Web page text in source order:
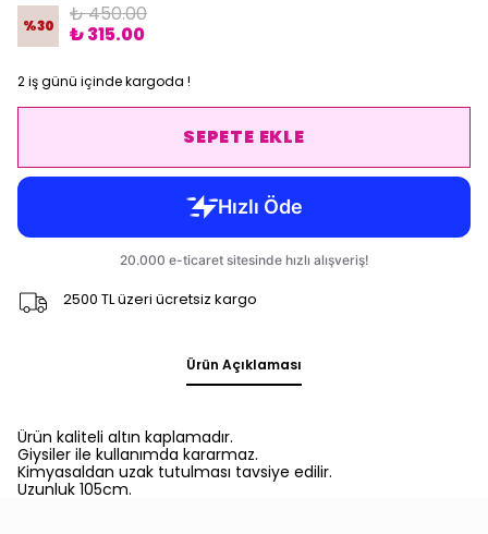
%30
₺ 450.00
₺ 315.00
2 iş günü içinde kargoda !
SEPETE EKLE
2500 TL üzeri ücretsiz kargo
Ürün Açıklaması
Ürün kaliteli altın kaplamadır.
Giysiler ile kullanımda kararmaz.
Kimyasaldan uzak tutulması tavsiye edilir.
Uzunluk 105cm.